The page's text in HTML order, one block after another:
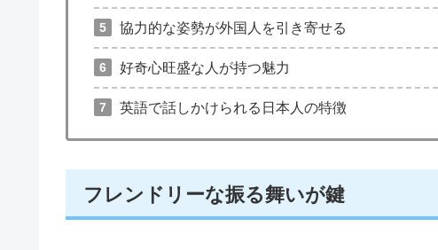
協力的な姿勢が外国人を引き寄せる
好奇心旺盛な人が持つ魅力
英語で話しかけられる日本人の特徴
フレンドリーな振る舞いが鍵